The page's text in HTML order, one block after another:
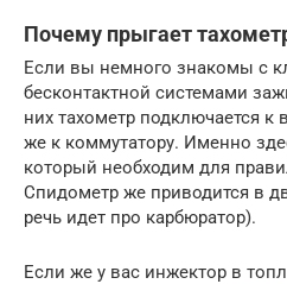
Почему прыгает
Если вы немного знакомы с
бесконтактной системами
них тахометр подключается к
же к коммутатору. Именно
который необходим для
Спидометр же приводится в
речь идет про карбюратор).
Если же у вас инжектор в